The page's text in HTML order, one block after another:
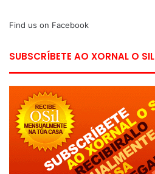
Find us on Facebook
SUBSCRÍBETE AO XORNAL O SIL